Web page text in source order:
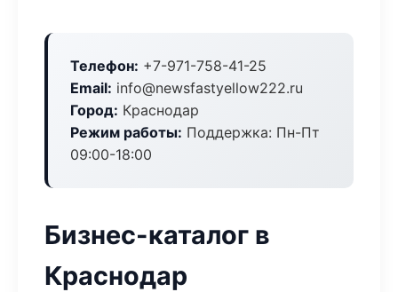
Телефон: +7-971-758-41-25
Email: info@newsfastyellow222.ru
Город: Краснодар
Режим работы: Поддержка: Пн-Пт
09:00-18:00
Бизнес-каталог в
Краснодар